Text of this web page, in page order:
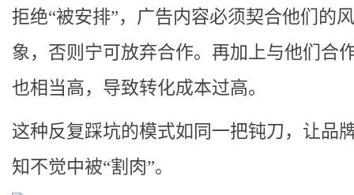
拒绝“被安排”，广告内容必须契合他们的
象，否则宁可放弃合作。再加上与他们合
也相当高，导致转化成本过高。
这种反复踩坑的模式如同一把钝刀，让品
知不觉中被“割肉”。